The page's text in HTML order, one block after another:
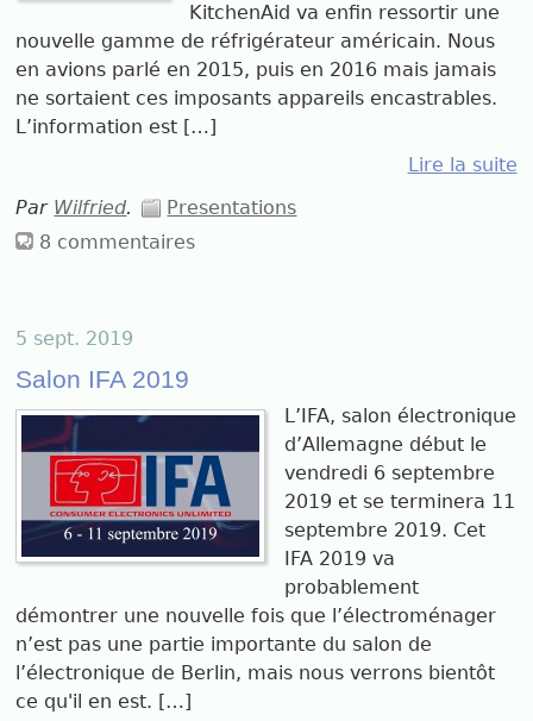
KitchenAid va enfin ressortir une
nouvelle gamme de réfrigérateur américain. Nous
en avions parlé en 2015, puis en 2016 mais jamais
ne sortaient ces imposants appareils encastrables.
L’information est […]
Lire la suite
Par Wilfried.
Presentations
8 commentaires
5 sept. 2019
Salon IFA 2019
L’IFA, salon électronique
d’Allemagne début le
vendredi 6 septembre
2019 et se terminera 11
septembre 2019. Cet
IFA 2019 va
probablement
démontrer une nouvelle fois que l’électroménager
n’est pas une partie importante du salon de
l’électronique de Berlin, mais nous verrons bientôt
ce qu'il en est. […]